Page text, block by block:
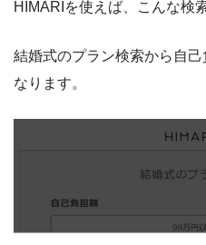
HIMARIを使えば、こんな検
結婚式のプラン検索から自
なります。